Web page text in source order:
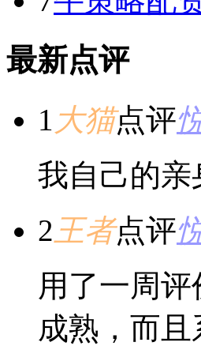
最新点评
1 大猫点评
我自己的亲
2 王者点评
用了一周
成熟，而